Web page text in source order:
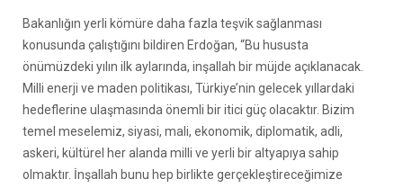
Bakanlığın yerli kömüre daha fazla teşvik sağlanması
konusunda çalıştığını bildiren Erdoğan, “Bu hususta
önümüzdeki yılın ilk aylarında, inşallah bir müjde açıklanacak.
Milli enerji ve maden politikası, Türkiye’nin gelecek yıllardaki
hedeflerine ulaşmasında önemli bir itici güç olacaktır. Bizim
temel meselemiz, siyasi, mali, ekonomik, diplomatik, adli,
askeri, kültürel her alanda milli ve yerli bir altyapıya sahip
olmaktır. İnşallah bunu hep birlikte gerçekleştireceğimize